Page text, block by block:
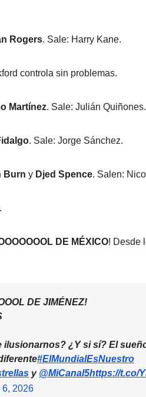
Rogers. Sale: Harry Kane.
controla sin problemas.
Martínez. Sale: Julián Quiñones.
. Sale: Jorge Sánchez.
Burn y Djed Spence. Salen:
DE MÉXICO! Desde
DE JIMÉNEZ!
¿Y si sí? El
#ElMundialEsNuestro
y @MiCanal5https://t.co/
6, 2026